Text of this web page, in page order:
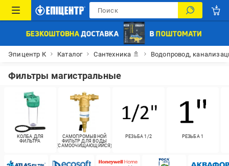
Эпицентр К Каталог Сантехника 🚿 Водопровод,
Фильтры магистральные
КОЛБА ДЛЯ
ФИЛЬТРА
САМОПРОМЫВНОЙ
ФИЛЬТР ДЛЯ ВОДЫ
(САМООЧИЩАЮЩИЙСЯ)
РЕЗЬБА 1/2 РЕЗЬБА 1